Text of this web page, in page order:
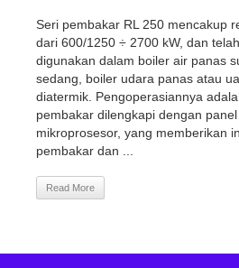
Seri pembakar RL 250 mencakup
dari 600/1250 ÷ 2700 kW, dan
digunakan dalam boiler air panas
sedang, boiler udara panas atau
diatermik. Pengoperasiannya
pembakar dilengkapi dengan
mikroprosesor, yang memberikan
pembakar dan ...
Read More